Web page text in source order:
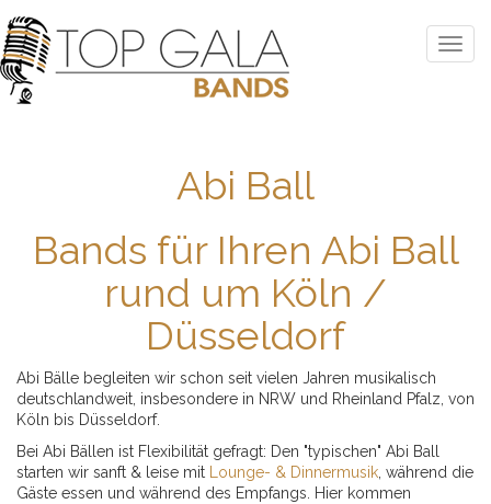
Abi Ball
Bands für Ihren Abi Ball
rund um Köln /
Düsseldorf
Abi Bälle begleiten wir schon seit vielen Jahren musikalisch
deutschlandweit, insbesondere in NRW und Rheinland Pfalz, von
Köln bis Düsseldorf.
Bei Abi Bällen ist Flexibilität gefragt: Den "typischen" Abi Ball
starten wir sanft & leise mit
Lounge- & Dinnermusik , während die
Gäste essen und während des Empfangs. Hier kommen